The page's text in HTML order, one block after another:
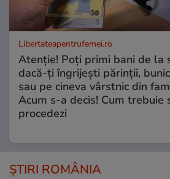
Libertateapentrufemei.ro
Atenție! Poți primi bani de la
dacă-ți îngrijești părinții,
sau pe cineva vârstnic din
Acum s-a decis! Cum trebuie
procedezi
ȘTIRI ROMÂNIA